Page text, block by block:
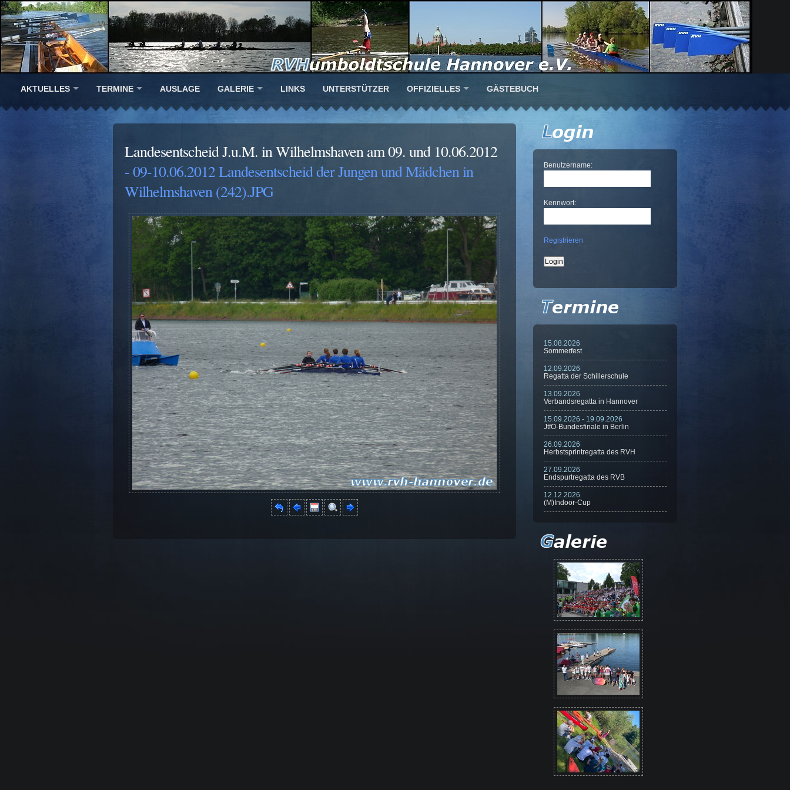
AKTUELLES TERMINE AUSLAGE GALERIE LINKS UNTERSTÜTZER OFFIZIELLES GÄSTEBUCH
Landesentscheid J.u.M. in Wilhelmshaven am 09. und 10.06.2012
- 09-10.06.2012 Landesentscheid der Jungen und Mädchen in
Wilhelmshaven (242).JPG
Benutzername:
Kennwort:
Registrieren
15.08.2026
Sommerfest
12.09.2026
Regatta der Schillerschule
13.09.2026
Verbandsregatta in Hannover
15.09.2026 - 19.09.2026
JtfO-Bundesfinale in Berlin
26.09.2026
Herbstsprintregatta des RVH
27.09.2026
Endspurtregatta des RVB
12.12.2026
(M)Indoor-Cup